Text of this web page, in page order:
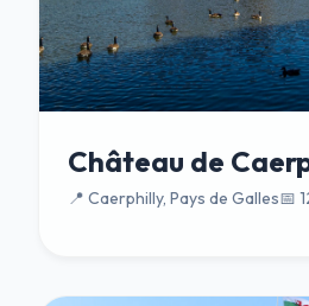
Château de
📍 Caerphilly, Pays de Galles📅